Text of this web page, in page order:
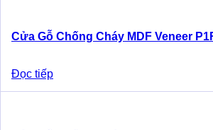
Cửa Gỗ Chống Cháy MDF Veneer
Đọc tiếp